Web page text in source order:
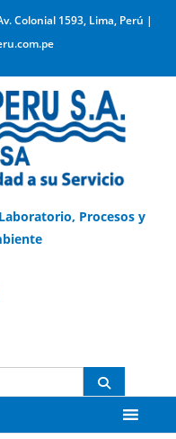
Colonial 1593, Lima, Perú |
Procesos y